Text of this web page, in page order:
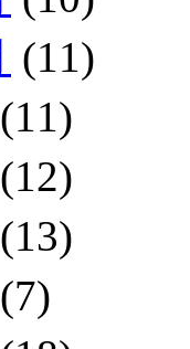
(11)
(11)
(12)
(13)
(7)